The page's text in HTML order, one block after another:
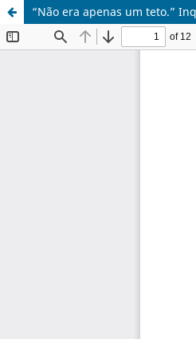
“Não era apenas um teto.”